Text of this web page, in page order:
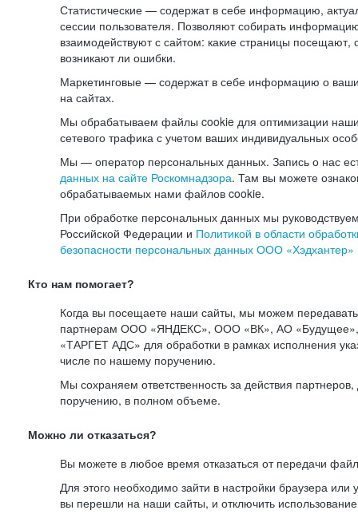
Статистические — содержат в себе информацию,
сессии пользователя. Позволяют собирать
взаимодействуют с сайтом: какие страницы посещают,
возникают ли ошибки.
Маркетинговые — содержат в себе информацию о
на сайтах.
Мы обрабатываем файлы cookie для оптимизации
сетевого трафика с учетом ваших индивидуальных
Мы — оператор персональных данных. Запись о нас
данных на сайте Роскомнадзора. Там вы можете
обрабатываемых нами файлов cookie.
При обработке персональных данных мы
Российской Федерации и Политикой в области
безопасности персональных данных ООО «Хэдхантер»
Кто нам помогает?
Когда вы посещаете наши сайты, мы можем
партнерам ООО «ЯНДЕКС», ООО «ВК», АО
«ТАРГЕТ АДС» для обработки в рамках исполнения
числе по нашему поручению.
Мы сохраняем ответственность за действия
поручению, в полном объеме.
Можно ли отказаться?
Вы можете в любое время отказаться от передачи
Для этого необходимо зайти в настройки браузера или
вы перешли на наши сайты, и отключить